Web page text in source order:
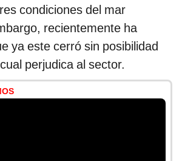
condiciones del mar
recientemente ha
ya este cerró sin posibilidad
perjudica al sector.